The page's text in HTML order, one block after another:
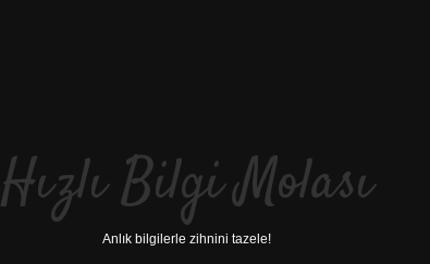
Hızlı Bilgi Molası
Anlık bilgilerle zihnini tazele!